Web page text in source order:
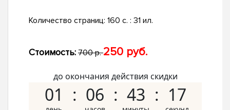
Количество страниц: 160 с. : 31 ил.
Стоимость: 700 р.250 руб.
до окончания действия скидки
01 06 43 16